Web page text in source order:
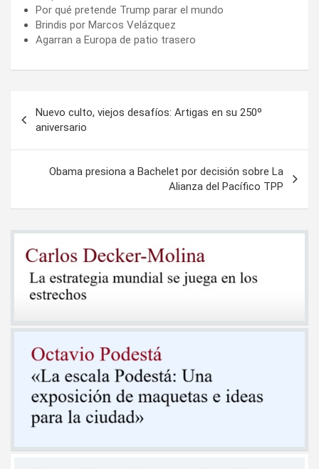
Por qué pretende Trump parar el mundo
Brindis por Marcos Velázquez
Agarran a Europa de patio trasero
de
entradas
Nuevo culto, viejos desafíos: Artigas en su 250º
aniversario
Obama presiona a Bachelet por decisión sobre La
Alianza del Pacífico TPP